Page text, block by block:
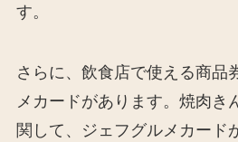
す。
さらに、飲食店で使える商品
メカードがあります。焼肉き
関して、ジェフグルメカード